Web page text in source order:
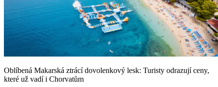
Oblíbená Makarská ztrácí dovolenkový lesk: Turisty odrazují ceny,
které už vadí i Chorvatům